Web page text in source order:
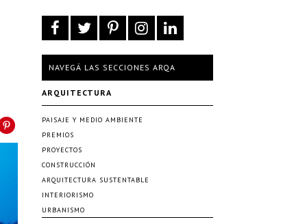
NAVEGÁ LAS SECCIONES ARQA
ARQUITECTURA
PAISAJE Y MEDIO AMBIENTE
PREMIOS
PROYECTOS
CONSTRUCCIÓN
ARQUITECTURA SUSTENTABLE
INTERIORISMO
URBANISMO